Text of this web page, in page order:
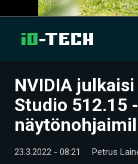
UUTISET
ARTIKKELIT
VIDEOT
NVIDIA
Studio 512.15
23.3.2022 - 08:21 Petrus